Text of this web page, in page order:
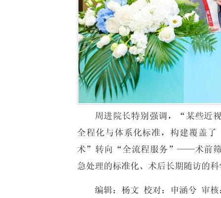
周进院长特别强调，“某些近
全程化与体系化标准，构建覆盖
术”转向“全流程服务”——术前筛
急处理的标准化、术后长期随访的
编辑：杨文 校对：申涵兮 审核